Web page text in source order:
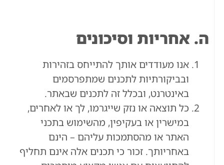
ה. אחריות וסיכונים
אנו מעודדים אותך להתייחס בזהירות
ובביקורתיות לתכנים שמתפרסמים
באינטרנט, ובכלל זה לתכנים שבאתר.
כל תוצאה או נזק שייגרמו, לך או לאחרים,
במישרין או בעקיפין, מהשימוש בתכני
האתר או מהסתמכות עליהם – הינם
באחריותך. זכור כי תכנים אלה אינם תחליף